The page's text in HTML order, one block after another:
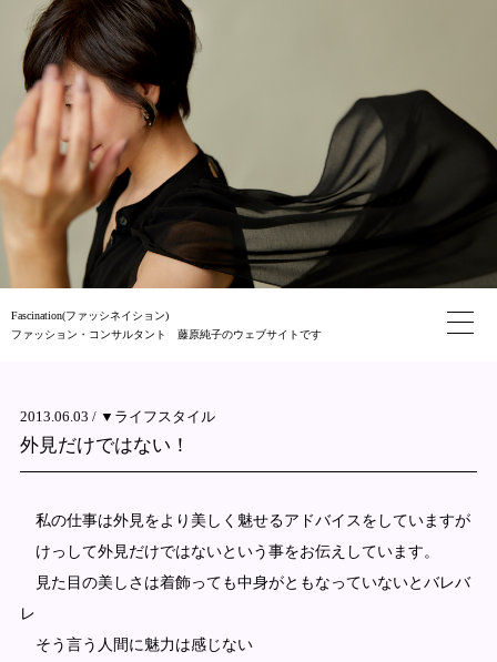
Fascination(ファッシネイション)
ファッション・コンサルタント 藤原純子のウェブサイトです
2013.06.03 / ▼ライフスタイル
外見だけではない！
私の仕事は外見をより美しく魅せるアドバイスをしていますが
けっして外見だけではないという事をお伝えしています。
見た目の美しさは着飾っても中身がともなっていないとバレバ
レ
そう言う人間に魅力は感じない